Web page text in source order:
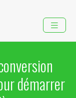
démarrer